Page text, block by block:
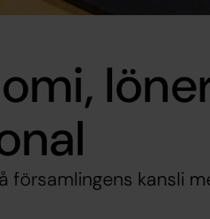
församlingens kansli